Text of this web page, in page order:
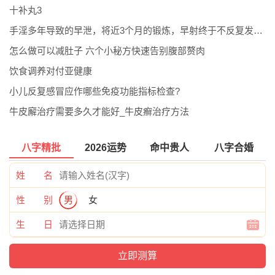
十补丸3
手淫多年导致的早泄，将近3个月的锻炼，早射终于不反复发作了。
怎么做可以减肚子 六个小秘方快速告别腹部赘肉
饮食调养对付亚健康
小儿反复感冒应作哪些免疫功能指标检查?
牛皮廨治疗需要多久才能好_牛皮癣治疗方法
八字精批 2026运势 命中贵人 八字合婚
姓 名
性 别 男 女
生 日